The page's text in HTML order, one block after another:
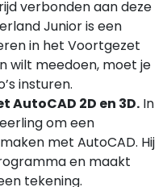
verbonden aan deze
Junior is een
in het Voortgezet
wilt meedoen, moet je
insturen.
AutoCAD 2D en 3D. In
om een
met AutoCAD. Hij
en maakt
tekening.